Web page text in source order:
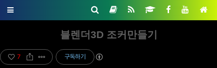
블렌더3D 조커만들기
7 구독하기